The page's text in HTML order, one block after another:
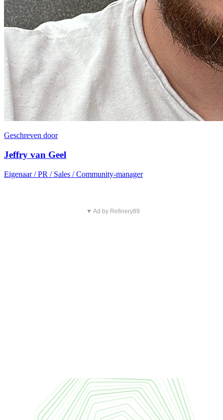
Geschreven door
Jeffry van Geel
Eigenaar / PR / Sales / Community-manager
▼ Ad by Refinery89